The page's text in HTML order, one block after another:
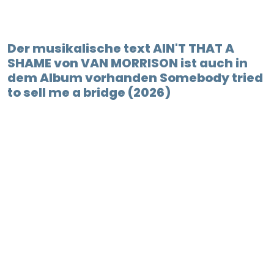
Der musikalische text AIN'T THAT A
SHAME von VAN MORRISON ist auch in
dem Album vorhanden Somebody tried
to sell me a bridge (2026)